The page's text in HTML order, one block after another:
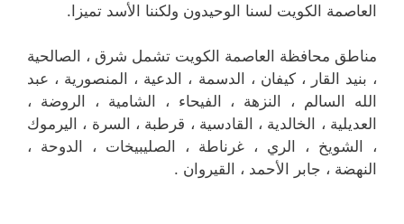
العاصمة الكويت لسنا الوحيدون ولكننا الأسد تميزا.
مناطق محافظة العاصمة الكويت تشمل شرق ، الصالحية
، بنيد القار ، كيفان ، الدسمة ، الدعية ، المنصورية ، عبد
الله السالم ، النزهة ، الفيحاء ، الشامية ، الروضة ،
العديلية ، الخالدية ، القادسية ، قرطبة ، السرة ، اليرموك
، الشويخ ، الري ، غرناطة ، الصليبيخات ، الدوحة ،
النهضة ، جابر الأحمد ، القيروان .